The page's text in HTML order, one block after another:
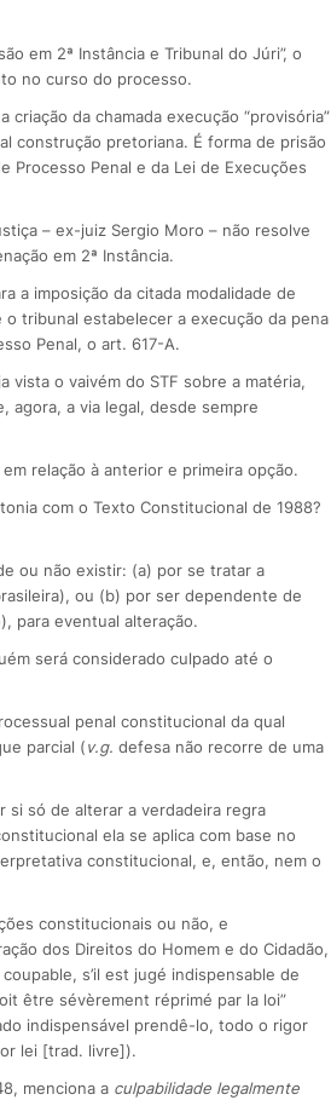
em 2ª Instância e Tribunal do Júri”, o
no curso do processo.
da chamada execução “provisória”
construção pretoriana. É forma de prisão
Processo Penal e da Lei de Execuções
– ex-juiz Sergio Moro – não resolve
em 2ª Instância.
a imposição da citada modalidade de
tribunal estabelecer a execução da pena
Penal, o art. 617-A.
vista o vaivém do STF sobre a matéria,
agora, a via legal, desde sempre
relação à anterior e primeira opção.
com o Texto Constitucional de 1988?
ou não existir: (a) por se tratar a
ou (b) por ser dependente de
para eventual alteração.
será considerado culpado até o
penal constitucional da qual
parcial (v.g. defesa não recorre de uma
si só de alterar a verdadeira regra
ela se aplica com base no
constitucional, e, então, nem o
constitucionais ou não, e
dos Direitos do Homem e do Cidadão,
s’il est jugé indispensable de
être sévèrement réprimé par la loi”
indispensável prendê-lo, todo o rigor
lei [trad. livre]).
menciona a culpabilidade legalmente